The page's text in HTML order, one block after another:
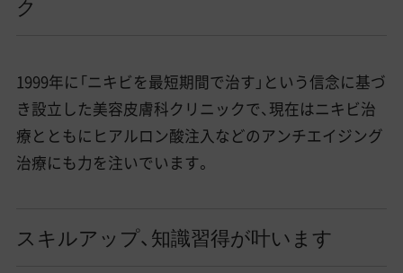
ク
1999年に「ニキビを最短期間で治す」という信念に基づ
き設立した美容皮膚科クリニックで、現在はニキビ治
療とともにヒアルロン酸注入などのアンチエイジング
治療にも力を注いでいます。
スキルアップ、知識習得が叶います